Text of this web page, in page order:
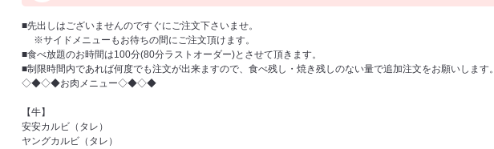
■先出しはございませんのですぐにご注文下さいませ。
※サイドメニューもお待ちの間にご注文頂けます。
■食べ放題のお時間は100分(80分ラストオーダー)とさせて頂きます。
■制限時間内であれば何度でも注文が出来ますので、食べ残し・焼き残しのない量で追加注文をお願いします。
◇◆◇◆お肉メニュー◇◆◇◆
【牛】
安安カルビ（タレ）
ヤングカルビ（タレ）